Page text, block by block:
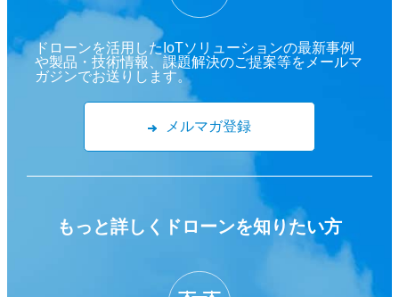
ドローンを活用したIoTソリューションの最新事例
や製品・技術情報、課題解決のご提案等をメールマ
ガジンでお送りします。
メルマガ登録
もっと詳しくドローンを知りたい方